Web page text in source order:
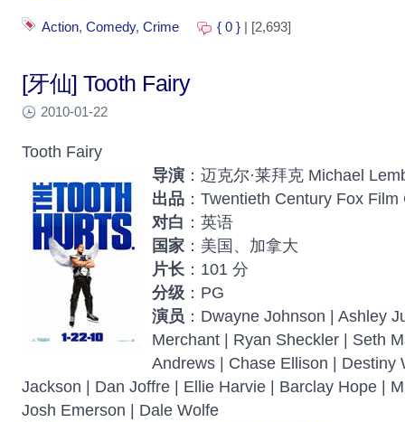
Action, Comedy, Crime { 0 } | [2,693]
[牙仙] Tooth Fairy
2010-01-22
Tooth Fairy
导演 ：迈克尔·莱拜克 Michael
出品 ：Twentieth Century Fox
对白 ：英语
国家 ：美国、加拿大
片长 ：101 分
分级 ：PG
演员 ：Dwayne Johnson | Ashley
Merchant | Ryan Sheckler | Seth
Andrews | Chase Ellison | Destiny
Jackson | Dan Joffre | Ellie Harvie | Barclay Hope |
Josh Emerson | Dale Wolfe